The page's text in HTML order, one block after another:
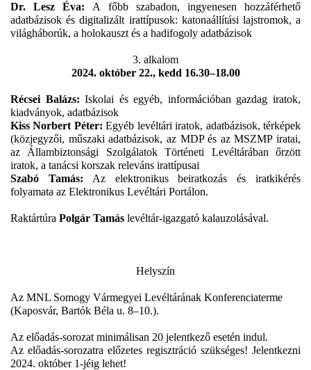
Dr. Lesz Éva: A főbb szabadon, ingyenesen hozzáférhető
adatbázisok és digitalizált irattípusok: katonaállítási lajstromok, a
világháborúk, a holokauszt és a hadifogoly adatbázisok
3. alkalom
2024. október 22., kedd 16.30–18.00
Récsei Balázs: Iskolai és egyéb, információban gazdag iratok,
kiadványok, adatbázisok
Kiss Norbert Péter: Egyéb levéltári iratok, adatbázisok, térképek
(közjegyzői, műszaki adatbázisok, az MDP és az MSZMP iratai,
az Állambiztonsági Szolgálatok Történeti Levéltárában őrzött
iratok, a tanácsi korszak releváns irattípusai
Szabó Tamás: Az elektronikus beiratkozás és iratkikérés
folyamata az Elektronikus Levéltári Portálon.
Raktártúra Polgár Tamás levéltár-igazgató kalauzolásával.
Helyszín
Az MNL Somogy Vármegyei Levéltárának Konferenciaterme
(Kaposvár, Bartók Béla u. 8–10.).
Az előadás-sorozat minimálisan 20 jelentkező esetén indul.
Az előadás-sorozatra előzetes regisztráció szükséges! Jelentkezni
2024. október 1-jéig lehet!